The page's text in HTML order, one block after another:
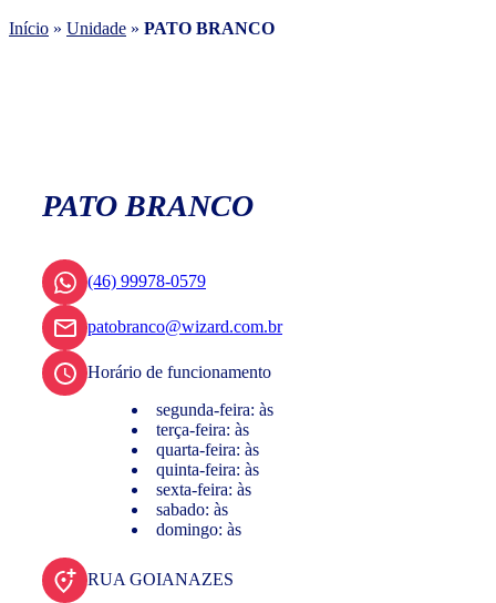
Início » Unidade » PATO BRANCO
PATO BRANCO
(46) 99978-0579
patobranco@wizard.com.br
Horário de funcionamento
segunda-feira: às
terça-feira: às
quarta-feira: às
quinta-feira: às
sexta-feira: às
sabado: às
domingo: às
RUA GOIANAZES